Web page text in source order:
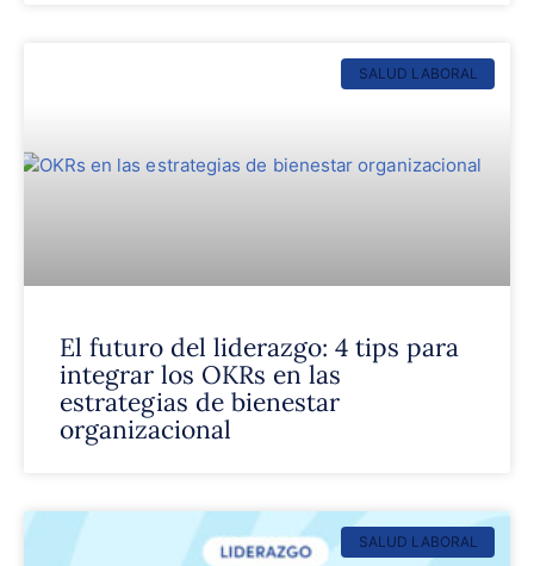
SALUD LABORAL
El futuro del liderazgo: 4 tips para
integrar los OKRs en las
estrategias de bienestar
organizacional
SALUD LABORAL